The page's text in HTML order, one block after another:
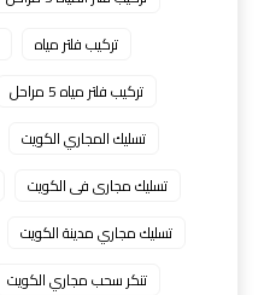
تركيب فلتر مياه
تركيب فلتر مياه 5 مراحل
تسليك المجاري الكويت
تسليك مجارى فى الكويت
تسليك مجاري مدينة الكويت
تنكر سحب مجاري الكويت